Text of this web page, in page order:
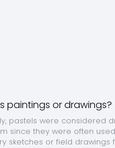
pastels were considered
since they were often
sketches or field drawings